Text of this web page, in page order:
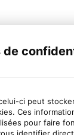
de
ci peut
Ces
pour faire